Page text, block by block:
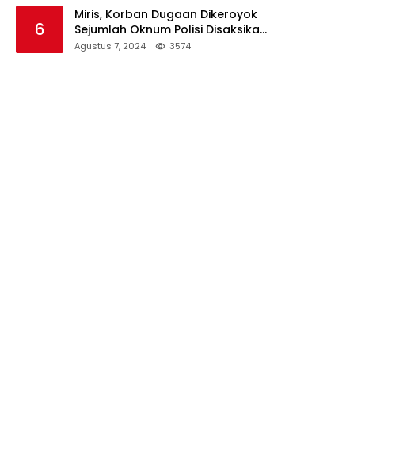
6
Miris, Korban Dugaan Dikeroyok
Sejumlah Oknum Polisi Disaksikan
Istri
Agustus 7, 2024 3574